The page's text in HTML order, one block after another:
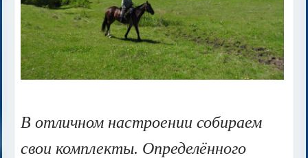
В отличном настроении собираем
свои комплекты. Определённого